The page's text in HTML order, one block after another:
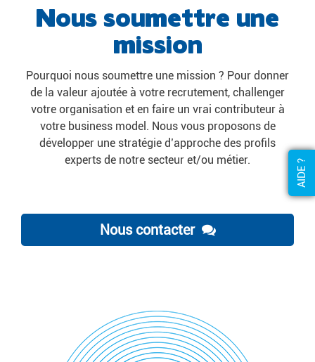
Nous soumettre une
mission
Pourquoi nous soumettre une mission ? Pour donner
de la valeur ajoutée à votre recrutement, challenger
votre organisation et en faire un vrai contributeur à
votre business model. Nous vous proposons de
développer une stratégie d’approche des profils
experts de notre secteur et/ou métier.
Nous contacter
AIDE ?